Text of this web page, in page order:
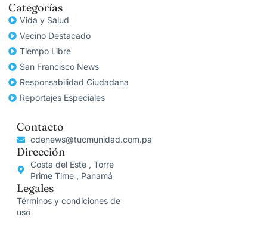
Categorías
Vida y Salud
Vecino Destacado
Tiempo Libre
San Francisco News
Responsabilidad Ciudadana
Reportajes Especiales
Contacto
cdenews@tucmunidad.com.pa
Dirección
Costa del Este , Torre
Prime Time , Panamá
Legales
Términos y condiciones de
uso